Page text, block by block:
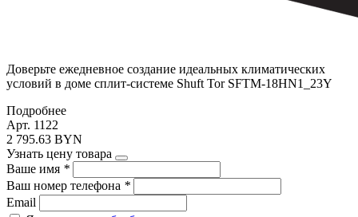
Доверьте ежедневное создание идеальных климатических
условий в доме сплит-системе Shuft Tor SFTM-18HN1_23Y
Подробнее
Арт. 1122
2 795.63 BYN
Узнать цену товара
Ваше имя *
Ваш номер телефона *
Email